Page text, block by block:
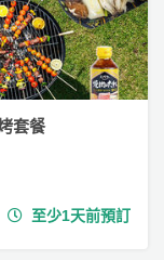
套餐
至少1天前預訂